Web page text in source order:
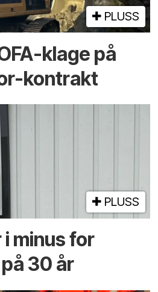
PLUSS
klage på
kontrakt
PLUSS
minus for
30 år